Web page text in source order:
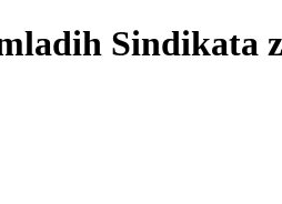
Sindikata